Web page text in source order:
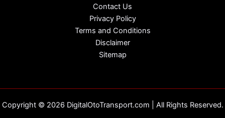
Contact Us
Privacy Policy
Terms and Conditions
Disclaimer
Sitemap
Copyright © 2026 DigitalOtoTransport.com | All Rights Reserved.